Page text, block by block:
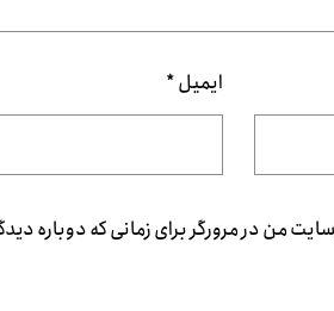
ایمیل*
من در مرورگر برای زمانی که دوباره